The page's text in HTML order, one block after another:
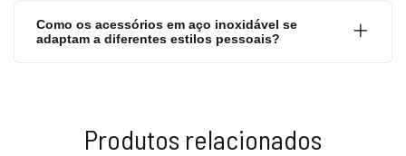
Como os acessórios em aço inoxidável se
adaptam a diferentes estilos pessoais?
Produtos relacionados